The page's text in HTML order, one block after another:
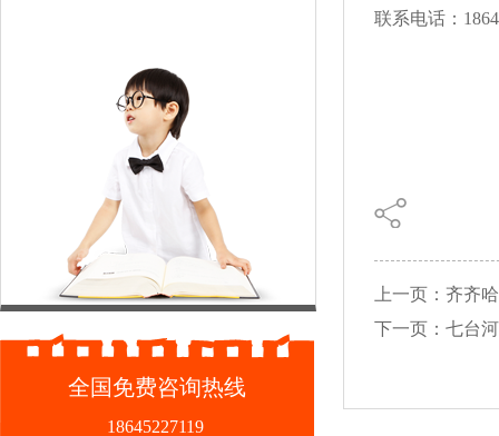
全国免费咨询热线
18645227119
联系电话：
上一页：齐齐
下一页：七台